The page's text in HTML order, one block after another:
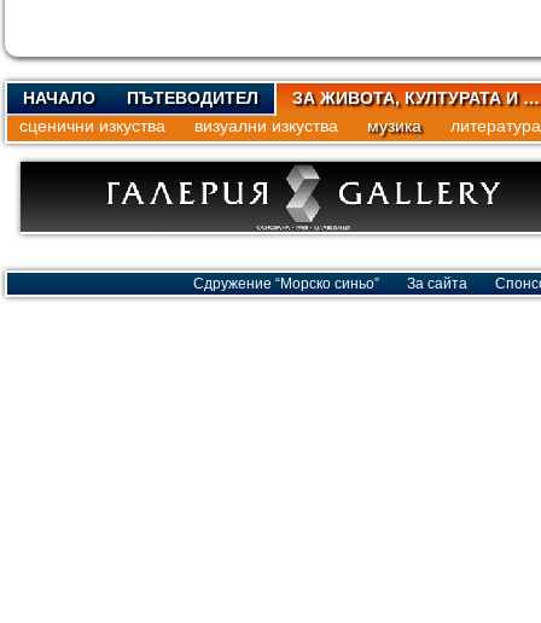
НАЧАЛО ПЪТЕВОДИТЕЛ
ЗА ЖИВОТА, КУЛТУРАТА И …
сценични изкуства
визуални изкуства музика литература
Сдружение “Морско синьо” За сайта